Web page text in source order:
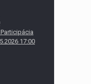
17:00